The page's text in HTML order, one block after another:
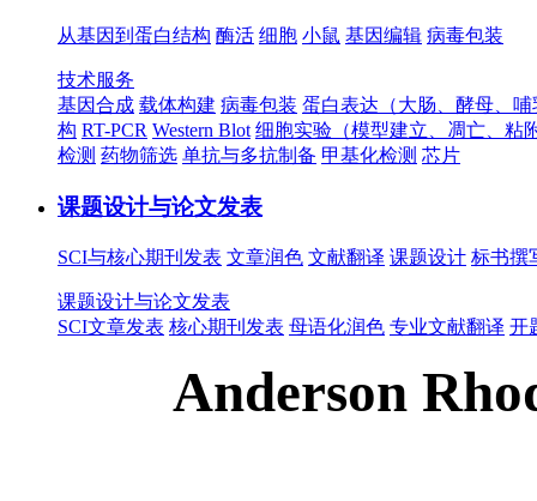
从基因到蛋白结构 酶活 细胞 小鼠 基因编辑 病毒包装
技术服务
基因合成 载体构建 病毒包装 蛋白表达（大肠、酵母、
构 RT-PCR Western Blot 细胞实验（模型建立、凋亡、粘
检测 药物筛选 单抗与多抗制备 甲基化检测 芯片
课题设计与论文发表
SCI与核心期刊发表 文章润色 文献翻译 课题设计 标书撰
课题设计与论文发表
SCI文章发表 核心期刊发表 母语化润色 专业文献翻译 开
Anderson